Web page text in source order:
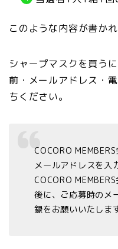
このような内容が書かれ
シャープマスクを買う
前・メールアドレス・
ちください。
COCORO
メールアドレスを入
COCORO
後に、ご応募時のメ
録をお願いいたします